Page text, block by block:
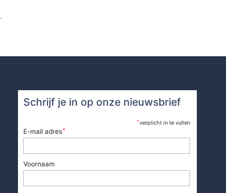
.
Schrijf je in op onze nieuwsbrief
*verplicht in te vullen
E-mail adres*
Voornaam